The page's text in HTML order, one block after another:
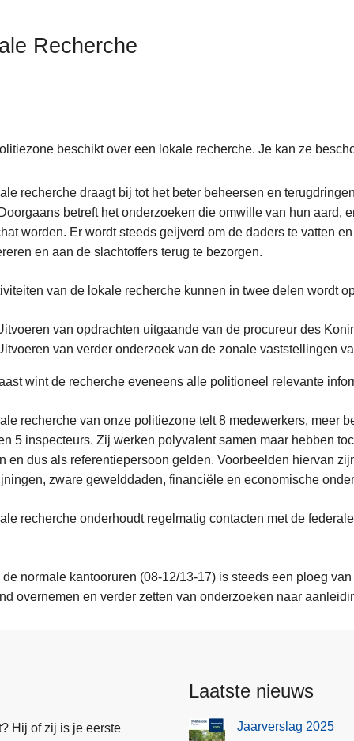
Recherche
beschikt over een lokale recherche. Je kan ze
recherche draagt bij tot het beter beheersen en
betreft het onderzoeken die omwille van hun aard,
worden. Er wordt steeds geijverd om de daders te vatten
en aan de slachtoffers terug te bezorgen.
van de lokale recherche kunnen in twee delen wordt
van opdrachten uitgaande van de procureur des
van verder onderzoek van de zonale vaststellingen
wint de recherche eveneens alle politioneel relevante
recherche van onze politiezone telt 8 medewerkers, meer
5 inspecteurs. Zij werken polyvalent samen maar hebben
en dus als referentiepersoon gelden. Voorbeelden hiervan
zware gewelddaden, financiële en economische
recherche onderhoudt regelmatig contacten met de
normale kantooruren (08-12/13-17) is steeds een ploeg
overnemen en verder zetten van onderzoeken naar
Hij of zij is je eerste
Laatste nieuws
Jaarverslag 2025